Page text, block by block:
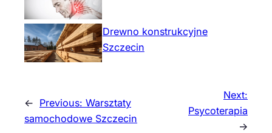
Drewno konstrukcyjne
Szczecin
← Previous: Warsztaty
samochodowe Szczecin
Next:
Psycoterapia
→